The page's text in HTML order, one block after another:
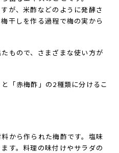
が、米酢などのように発酵さ
干しを作る過程で梅の実から
もので、さまざまな使い方が
「赤梅酢」の2種類に分けるこ
から作られた梅酢です。塩味
す。料理の味付けやサラダの